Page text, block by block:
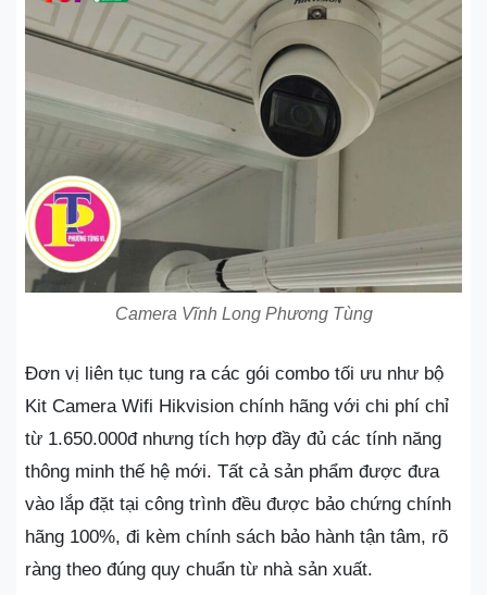
Camera Vĩnh Long Phương Tùng
Đơn vị liên tục tung ra các gói combo tối ưu như bộ
Kit Camera Wifi Hikvision chính hãng với chi phí chỉ
từ 1.650.000đ nhưng tích hợp đầy đủ các tính năng
thông minh thế hệ mới. Tất cả sản phẩm được đưa
vào lắp đặt tại công trình đều được bảo chứng chính
hãng 100%, đi kèm chính sách bảo hành tận tâm, rõ
ràng theo đúng quy chuẩn từ nhà sản xuất.